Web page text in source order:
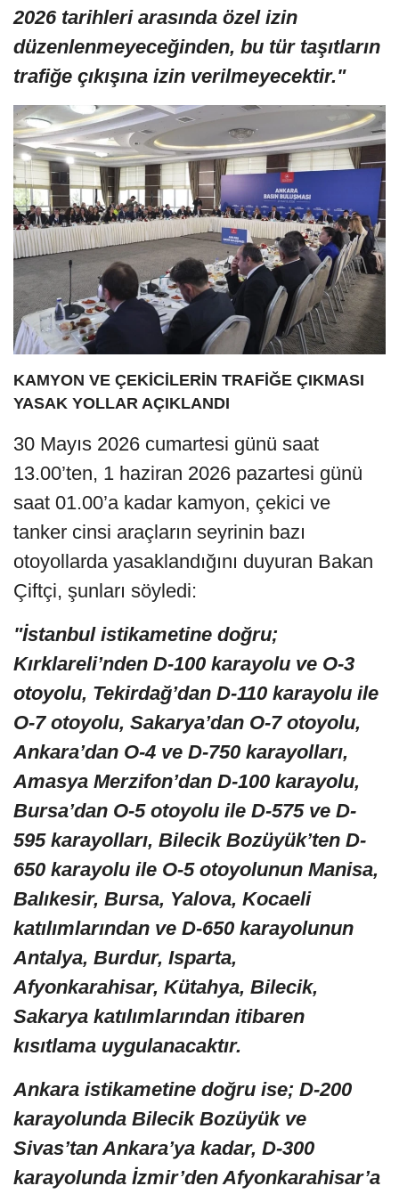
2026 tarihleri arasında özel izin
düzenlenmeyeceğinden, bu tür taşıtların
trafiğe çıkışına izin verilmeyecektir."
KAMYON VE ÇEKİCİLERİN TRAFİĞE ÇIKMASI
YASAK YOLLAR AÇIKLANDI
30 Mayıs 2026 cumartesi günü saat
13.00’ten, 1 haziran 2026 pazartesi günü
saat 01.00’a kadar kamyon, çekici ve
tanker cinsi araçların seyrinin bazı
otoyollarda yasaklandığını duyuran Bakan
Çiftçi, şunları söyledi:
"İstanbul istikametine doğru;
Kırklareli’nden D-100 karayolu ve O-3
otoyolu, Tekirdağ’dan D-110 karayolu ile
O-7 otoyolu, Sakarya’dan O-7 otoyolu,
Ankara’dan O-4 ve D-750 karayolları,
Amasya Merzifon’dan D-100 karayolu,
Bursa’dan O-5 otoyolu ile D-575 ve D-
595 karayolları, Bilecik Bozüyük’ten D-
650 karayolu ile O-5 otoyolunun Manisa,
Balıkesir, Bursa, Yalova, Kocaeli
katılımlarından ve D-650 karayolunun
Antalya, Burdur, Isparta,
Afyonkarahisar, Kütahya, Bilecik,
Sakarya katılımlarından itibaren
kısıtlama uygulanacaktır.
Ankara istikametine doğru ise; D-200
karayolunda Bilecik Bozüyük ve
Sivas’tan Ankara’ya kadar, D-300
karayolunda İzmir’den Afyonkarahisar’a